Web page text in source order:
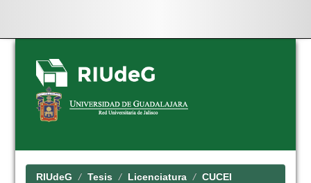
Skip
navigation
RIUdeG Tesis Licenciatura CUCEI